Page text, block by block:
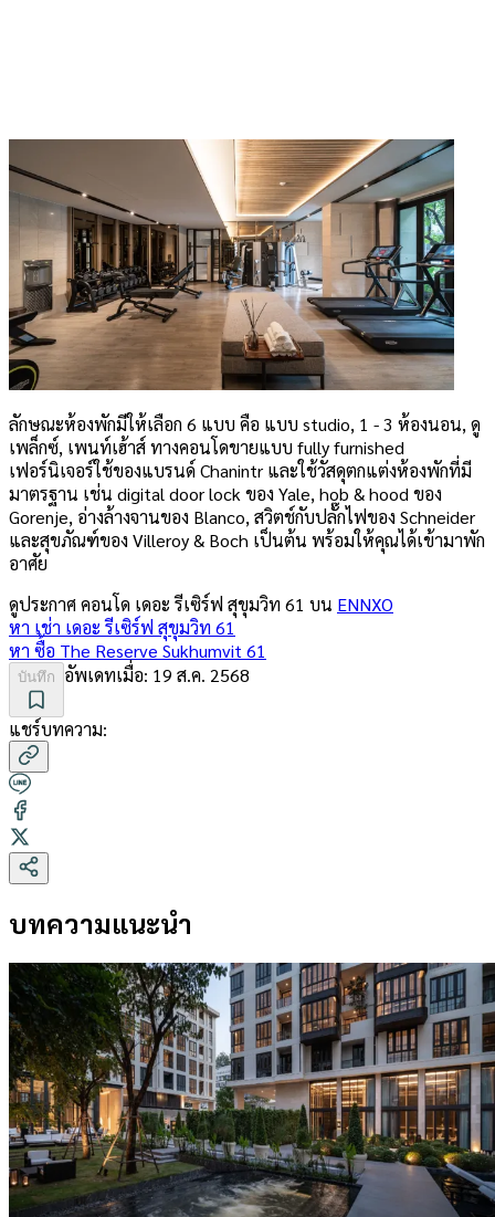
ลักษณะห้องพักมีให้เลือก 6 แบบ คือ แบบ studio, 1 - 3 ห้องนอน, ดู
เพล็กซ์, เพนท์เฮ้าส์ ทางคอนโดขายแบบ fully furnished
เฟอร์นิเจอร์ใช้ของแบรนด์ Chanintr และใช้วัสดุตกแต่งห้องพักที่มี
มาตรฐาน เช่น digital door lock ของ Yale, hob & hood ของ
Gorenje, อ่างล้างจานของ Blanco, สวิตช์กับปลั๊กไฟของ Schneider
และสุขภัณฑ์ของ Villeroy & Boch เป็นต้น พร้อมให้คุณได้เข้ามาพัก
อาศัย
ดูประกาศ คอนโด เดอะ รีเซิร์ฟ สุขุมวิท 61 บน ENNXO
หา เช่า เดอะ รีเซิร์ฟ สุขุมวิท 61
หา ซื้อ The Reserve Sukhumvit 61
บันทึก อัพเดทเมื่อ: 19 ส.ค. 2568
แชร์บทความ:
บทความแนะนำ